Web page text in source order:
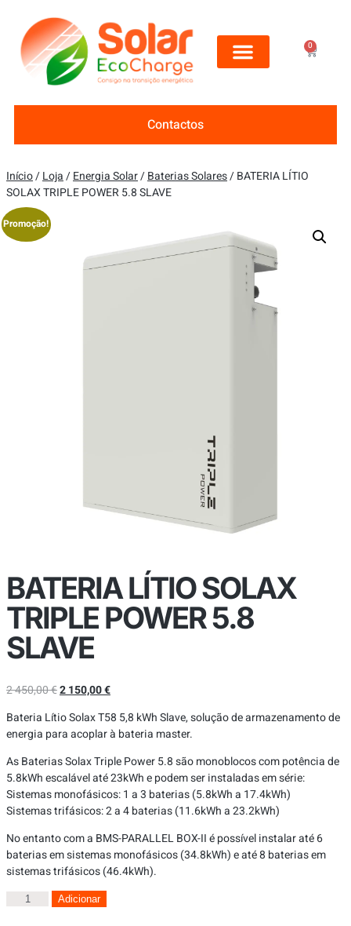
0
Contactos
Início/Loja/Energia Solar/Baterias Solares/ BATERIA LÍTIO
SOLAX TRIPLE POWER 5.8 SLAVE
Promoção!
BATERIA LÍTIO SOLAX
TRIPLE POWER 5.8
SLAVE
2 450,00€2 150,00€
Bateria Lítio Solax T58 5,8 kWh Slave, solução de armazenamento de
energia para acoplar à bateria master.
As Baterias Solax Triple Power 5.8 são monoblocos com potência de
5.8kWh escalável até 23kWh e podem ser instaladas em série:
Sistemas monofásicos: 1 a 3 baterias (5.8kWh a 17.4kWh)
Sistemas trifásicos: 2 a 4 baterias (11.6kWh a 23.2kWh)
No entanto com a BMS-PARALLEL BOX-II é possível instalar até 6
baterias em sistemas monofásicos (34.8kWh) e até 8 baterias em
sistemas trifásicos (46.4kWh).
Adicionar